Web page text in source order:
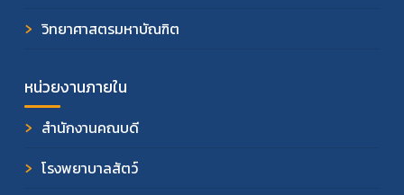
วิทยาศาสตรมหาบัณฑิต
หน่วยงานภายใน
สำนักงานคณบดี
โรงพยาบาลสัตว์